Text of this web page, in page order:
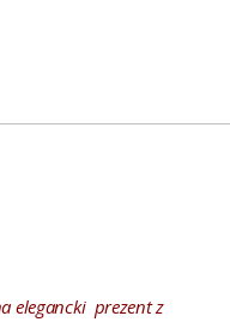
elegancki prezent z